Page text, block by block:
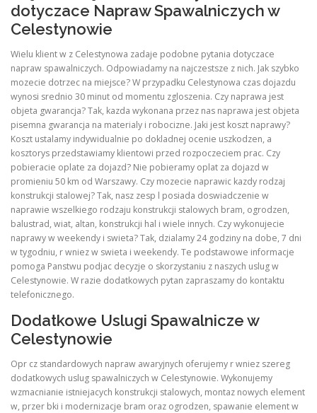
dotyczace Napraw Spawalniczych w
Celestynowie
Wielu klient w z Celestynowa zadaje podobne pytania dotyczace
napraw spawalniczych. Odpowiadamy na najczestsze z nich. Jak szybko
mozecie dotrzec na miejsce? W przypadku Celestynowa czas dojazdu
wynosi srednio 30 minut od momentu zgloszenia. Czy naprawa jest
objeta gwarancja? Tak, kazda wykonana przez nas naprawa jest objeta
pisemna gwarancja na materialy i robocizne. Jaki jest koszt naprawy?
Koszt ustalamy indywidualnie po dokladnej ocenie uszkodzen, a
kosztorys przedstawiamy klientowi przed rozpoczeciem prac. Czy
pobieracie oplate za dojazd? Nie pobieramy oplat za dojazd w
promieniu 50 km od Warszawy. Czy mozecie naprawic kazdy rodzaj
konstrukcji stalowej? Tak, nasz zesp l posiada doswiadczenie w
naprawie wszelkiego rodzaju konstrukcji stalowych bram, ogrodzen,
balustrad, wiat, altan, konstrukcji hal i wiele innych. Czy wykonujecie
naprawy w weekendy i swieta? Tak, dzialamy 24 godziny na dobe, 7 dni
w tygodniu, r wniez w swieta i weekendy. Te podstawowe informacje
pomoga Panstwu podjac decyzje o skorzystaniu z naszych uslug w
Celestynowie. W razie dodatkowych pytan zapraszamy do kontaktu
telefonicznego.
Dodatkowe Uslugi Spawalnicze w
Celestynowie
Opr cz standardowych napraw awaryjnych oferujemy r wniez szereg
dodatkowych uslug spawalniczych w Celestynowie. Wykonujemy
wzmacnianie istniejacych konstrukcji stalowych, montaz nowych element
w, przer bki i modernizacje bram oraz ogrodzen, spawanie element w